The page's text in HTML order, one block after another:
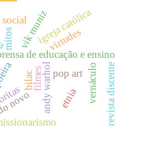
de educação e ensino
andy warhol
bilac
virtudes
vik muniz
pop art vernáculo
filmes
mitos
revista discente
igreja católica
etnia
novo
social